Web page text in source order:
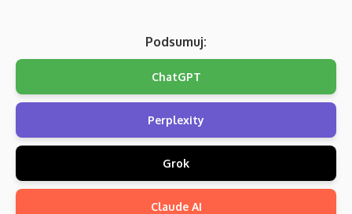
Podsumuj:
ChatGPT
Perplexity
Grok
Claude AI